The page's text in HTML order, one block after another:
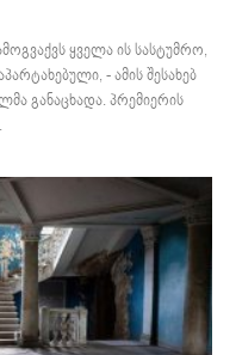
ყველა ის სასტუმრო,
- ამის შესახებ
განაცხადა. პრემიერის